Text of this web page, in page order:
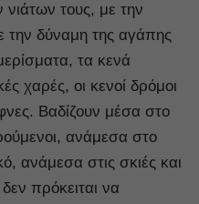
τους, με την
την δύναμη της αγάπης
τα κενά
χαρές, οι κενοί δρόμοι
Βαδίζουν μέσα στο
ανάμεσα στο
ανάμεσα στις σκιές και
πρόκειται να